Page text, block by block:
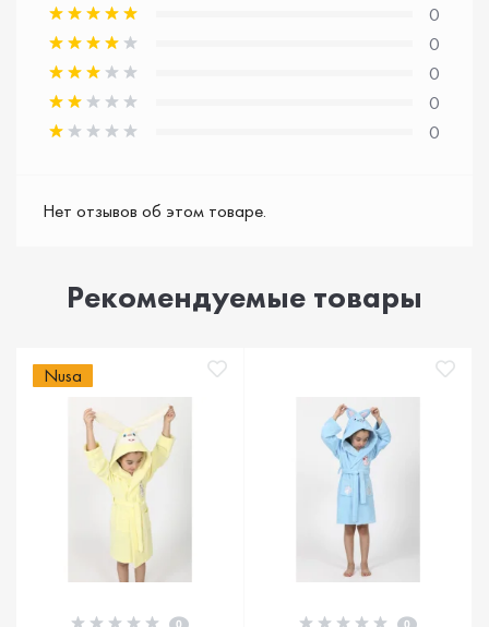
0
0
0
0
0
Нет отзывов об этом товаре.
Рекомендуемые товары
Nusa
0 0